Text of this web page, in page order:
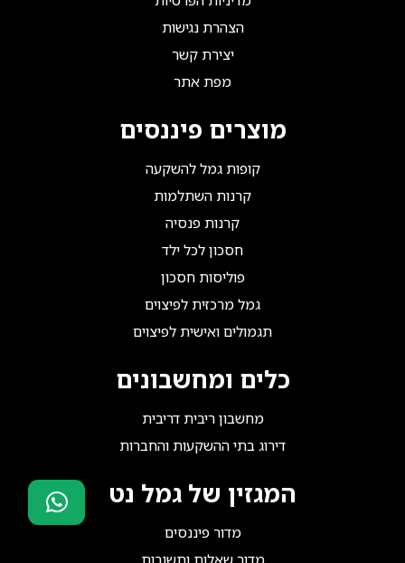
הצהרת נגישות
יצירת קשר
מפת אתר
מוצרים פיננסים
קופות גמל להשקעה
קרנות השתלמות
קרנות פנסיה
חסכון לכל ילד
פוליסות חסכון
גמל מרכזית לפיצוים
תגמולים ואישית לפיצוים
כלים ומחשבונים
מחשבון ריבית דריבית
דירוג בתי ההשקעות והחברות
המגזין של גמל נט
מדור פיננסים